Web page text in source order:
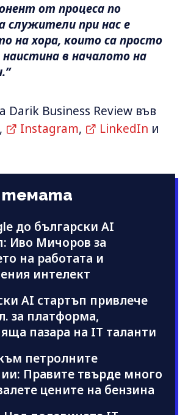
от процеса по
служители при нас е
на хора, които са просто
в началото на
Darik Business Review във
, Instagram, LinkedIn и
до български AI
Иво Мичоров за
на работата и
интелект
AI стартъп привлече
за платформа,
пазара на IT таланти
петролните
Правите твърде много
цените на бензина